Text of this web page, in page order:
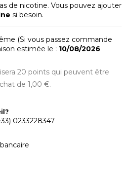
de nicotine. Vous pouvez ajouter
si besoin.
(Si vous passez commande
estimée le : 10/08/2026
20 points qui peuvent être
de 1,00 €.
0233228347